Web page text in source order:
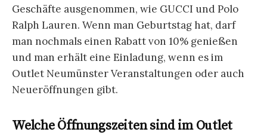
Geschäfte ausgenommen, wie GUCCI und Polo
Ralph Lauren. Wenn man Geburtstag hat, darf
man nochmals einen Rabatt von 10% genießen
und man erhält eine Einladung, wenn es im
Outlet Neumünster Veranstaltungen oder auch
Neueröffnungen gibt.
Welche Öffnungszeiten sind im Outlet